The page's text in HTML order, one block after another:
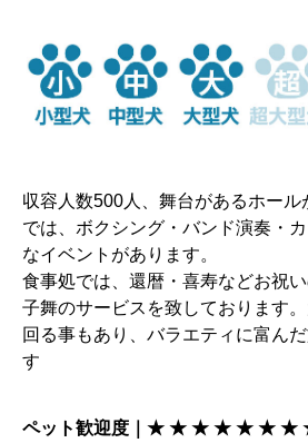
収容人数500人、舞台があるホール
では、ボクシング・バンド演奏・
なイベントがあります。
食事処では、還暦・喜寿などお祝
子舞のサービスを致しております
回る事もあり、バラエティに富ん
す
ペット歓迎度｜★ ★ ★ ★ ★ ★